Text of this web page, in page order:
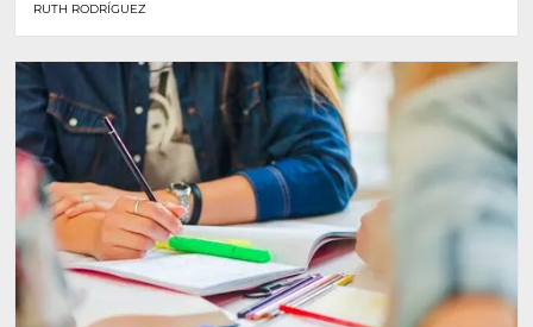
RUTH RODRÍGUEZ